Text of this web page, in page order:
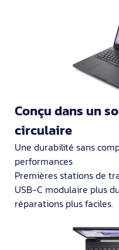
Conçu dans un
circulaire
Une durabilité sans
performances
Premières stations de
USB-C modulaire plus
réparations plus faciles.